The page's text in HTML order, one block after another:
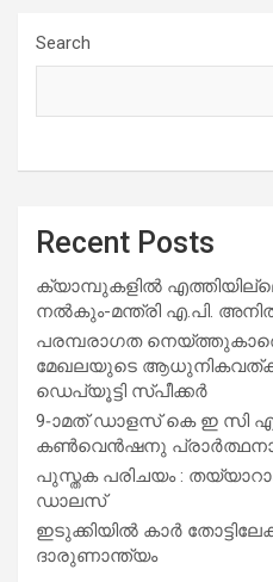
Search
Recent Posts
ക്യാമ്പുകളിൽ
നൽകും-മന്ത്രി എ.പി.
പരമ്പരാഗത
മേഖലയുടെ
ഡെപ്യൂട്ടി സ്പീക്കർ
9-ാമത് ഡാളസ് കെ ഇ
കൺവെൻഷനു
പുസ്തക പരിചയം :
ഡാലസ്
ഇടുക്കിയിൽ കാർ
ദാരുണാന്ത്യം